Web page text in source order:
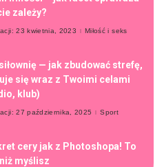
zależy?
23 kwietnia, 2023 Miłość i seks
— jak zbudować strefę,
się wraz z Twoimi celami
klub)
27 października, 2025 Sport
cery jak z Photoshopa! To
myślisz